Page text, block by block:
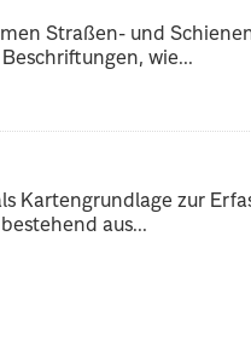
Straßen- und
wie...
Kartengrundlage zur
aus...